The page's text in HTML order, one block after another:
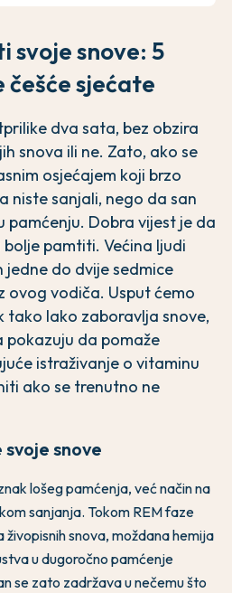
svoje snove: 5
češće sjećate
dva sata, bez obzira
snova ili ne. Zato, ako se
osjećajem koji brzo
niste sanjali, nego da san
pamćenju. Dobra vijest je da
pamtiti. Većina ljudi
do dvije sedmice
ovog vodiča. Usput ćemo
tako lako zaboravlja snove,
da pomaže
istraživanje o vitaminu
ako se trenutno ne
snove
lošeg pamćenja, već način na
sanjanja. Tokom REM faze
živopisnih snova, moždana hemija
u dugoročno pamćenje
se zato zadržava u nečemu što